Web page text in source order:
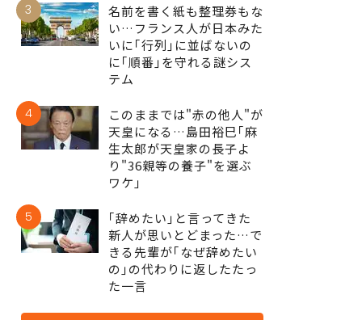
3
名前を書く紙も整理券もな
い…フランス人が日本みた
いに｢行列｣に並ばないの
に｢順番｣を守れる謎シス
テム
4
このままでは"赤の他人"が
天皇になる…島田裕巳｢麻
生太郎が天皇家の長子よ
り"36親等の養子"を選ぶ
ワケ｣
5
｢辞めたい｣と言ってきた
新人が思いとどまった…で
きる先輩が｢なぜ辞めたい
の｣の代わりに返したたっ
た一言